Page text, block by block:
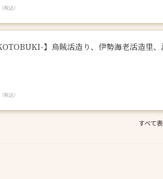
税込）
】烏賊活造り、伊勢海老活造里
税込）
すべて